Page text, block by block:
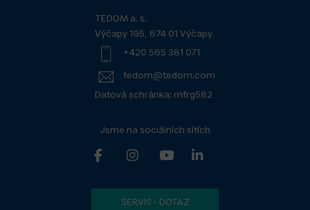
TEDOM a. s.
Výčapy 195, 674 01 Výčapy
+420 565 381 071
tedom@tedom.com
Datová schránka: mfrg582
Jsme na sociálních sítích
SERVIS - DOTAZ